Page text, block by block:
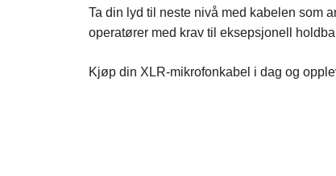
Ta din lyd til neste nivå med kabelen som
operatører med krav til eksepsjonell
Kjøp din XLR-mikrofonkabel i dag og